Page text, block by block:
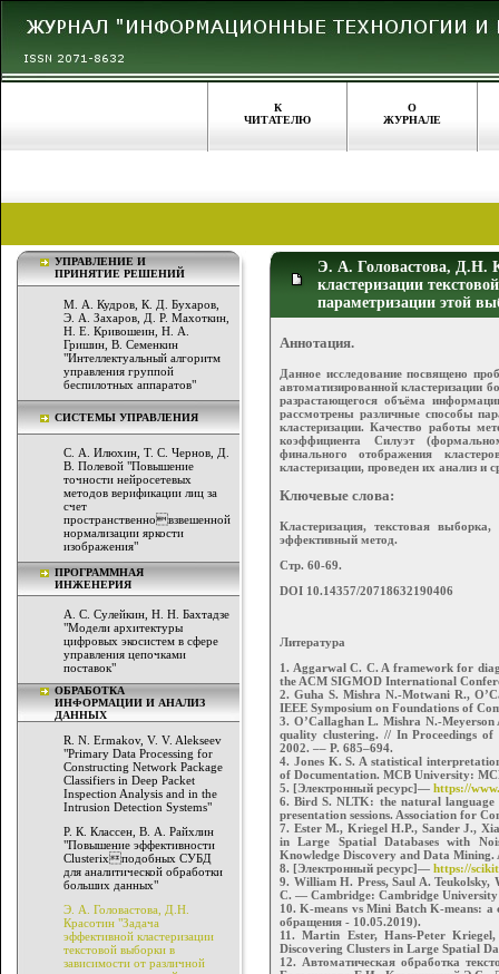
К
ЧИТАТЕЛЮ
О
ЖУРНАЛЕ
УПРАВЛЕНИЕ И
ПРИНЯТИЕ РЕШЕНИЙ
М. А. Кудров, К. Д. Бухаров,
Э. А. Захаров, Д. Р. Махоткин,
Н. Е. Кривошеин, Н. А.
Гришин, В. Семенкин
"Интеллектуальный алгоритм
управления группой
беспилотных аппаратов"
СИСТЕМЫ УПРАВЛЕНИЯ
С. А. Илюхин, Т. С. Чернов, Д.
В. Полевой "Повышение
точности нейросетевых
методов верификации лиц за
счет
пространственновзвешенной
нормализации яркости
изображения"
ПРОГРАММНАЯ
ИНЖЕНЕРИЯ
А. С. Сулейкин, Н. Н. Бахтадзе
"Модели архитектуры
цифровых экосистем в сфере
управления цепочками
поставок"
ОБРАБОТКА
ИНФОРМАЦИИ И АНАЛИЗ
ДАННЫХ
R. N. Ermakov, V. V. Alekseev
"Primary Data Processing for
Constructing Network Package
Classifiers in Deep Packet
Inspection Analysis and in the
Intrusion Detection Systems"
Р. К. Классен, В. А. Райхлин
"Повышение эффективности
Clusterixподобных СУБД
для аналитической обработки
больших данных"
Э. А. Головастова, Д.Н.
Красотин "Задача
эффективной кластеризации
текстовой выборки в
зависимости от различной
Э. А. Головастова, Д.Н.
кластеризации
параметризации этой
Аннотация.
Данное исследование посвящено
автоматизированной кластеризации
разрастающегося объёма
рассмотрены различные способы
кластеризации. Качество работы
коэффициента Силуэт
финального отображения
кластеризации, проведен их анализ и
Ключевые слова:
Кластеризация, текстовая
эффективный метод.
Стр. 60-69.
DOI 10.14357/20718632190406
Литература
1. Aggarwal C. C. A framework for
the ACM SIGMOD International
2. Guha S. Mishra N.-Motwani R.,
IEEE Symposium on Foundations of
3. O’Callaghan L. Mishra N.-
quality clustering. // In Proceedings
2002. –– P. 685–694.
4. Jones K. S. A statistical
of Documentation. MCB University:
5. [Электронный ресурс]— https://
6. Bird S. NLTK: the natural
presentation sessions. Association for
7. Ester M., Kriegel H.P., Sander J.,
in Large Spatial Databases with
Knowledge Discovery and Data
8. [Электронный ресурс]— https://
9. William H. Press, Saul A.
C. — Cambridge: Cambridge
10. K-means vs Mini Batch K-means:
обращения - 10.05.2019).
11. Martin Ester, Hans-Peter
Discovering Clusters in Large Spatial
12. Автоматическая обработка